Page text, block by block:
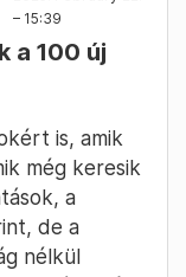
szerint
beszélt,
hogy a
közben